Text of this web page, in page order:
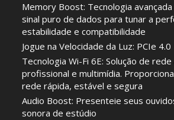
Memory Boost: Tecnologia
sinal puro de dados para tunar a
estabilidade e compatibilidade
Jogue na Velocidade da Luz: PCIe 4.0
Tecnologia Wi-Fi 6E: Solução de
profissional e multimídia.
rede rápida, estável e segura
Audio Boost: Presenteie seus
sonora de estúdio